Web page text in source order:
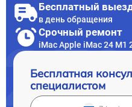
Бесплатный
в день обращения
Срочный ремонт
iMac Apple iMac 24 M1
Бесплатная
специалистом